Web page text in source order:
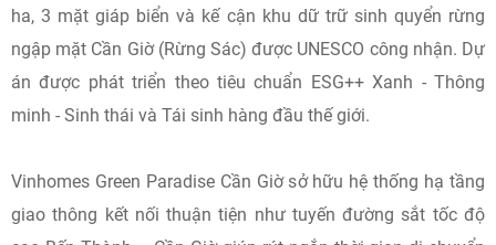
ha, 3 mặt giáp biển và kế cận khu dữ trữ sinh quyển rừng
ngập mặt Cần Giờ (Rừng Sác) được UNESCO công nhận. Dự
án được phát triển theo tiêu chuẩn ESG++ Xanh - Thông
minh - Sinh thái và Tái sinh hàng đầu thế giới.
Vinhomes Green Paradise Cần Giờ sở hữu hệ thống hạ tầng
giao thông kết nối thuận tiện như tuyến đường sắt tốc độ